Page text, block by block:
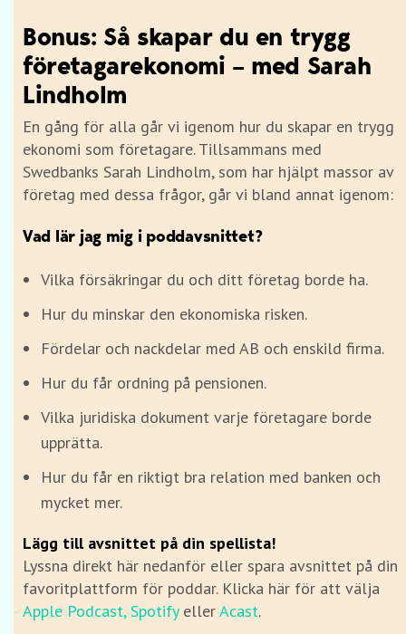
Bonus: Så skapar du en trygg
företagarekonomi – med Sarah
Lindholm
En gång för alla går vi igenom hur du skapar en trygg
ekonomi som företagare. Tillsammans med
Swedbanks Sarah Lindholm, som har hjälpt massor av
företag med dessa frågor, går vi bland annat igenom:
Vad lär jag mig i poddavsnittet?
Vilka försäkringar du och ditt företag borde ha.
Hur du minskar den ekonomiska risken.
Fördelar och nackdelar med AB och enskild firma.
Hur du får ordning på pensionen.
Vilka juridiska dokument varje företagare borde
upprätta.
Hur du får en riktigt bra relation med banken och
mycket mer.
Lägg till avsnittet på din spellista!
Lyssna direkt här nedanför eller spara avsnittet på din
favoritplattform för poddar. Klicka här för att välja
Apple Podcast,SpotifyellerAcast.